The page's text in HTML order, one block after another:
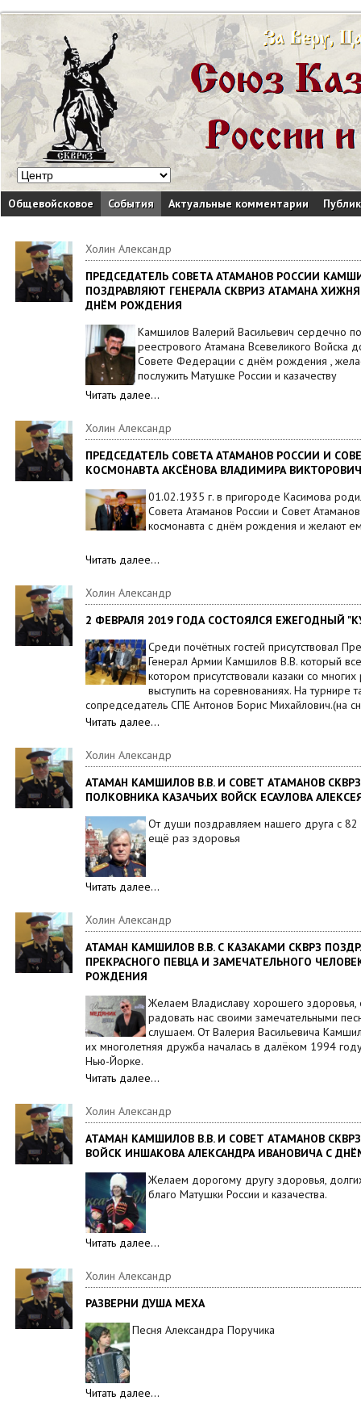
Общевойсковое События Актуальные комментарии
Холин Александр
ПРЕДСЕДАТЕЛЬ СОВЕТА АТАМАНОВ РОССИИ
ПОЗДРАВЛЯЮТ ГЕНЕРАЛА СКВРИЗ АТАМАНА
ДНЁМ РОЖДЕНИЯ
Камшилов Валерий Васильевич сердечно
реестрового Атамана Всевеликого Войска
Совете Федерации с днём рождения ,
послужить Матушке России и казачеству
Читать далее…
Холин Александр
ПРЕДСЕДАТЕЛЬ СОВЕТА АТАМАНОВ РОССИИ И
КОСМОНАВТА АКСЁНОВА ВЛАДИМИРА
01.02.1935 г. в пригороде Касимова
Совета Атаманов России и Совет
космонавта с днём рождения и желают
Читать далее…
Холин Александр
2 ФЕВРАЛЯ 2019 ГОДА СОСТОЯЛСЯ ЕЖЕГОДНЫЙ
Среди почётных гостей присутствовал
Генерал Армии Камшилов В.В. который
котором присутствовали казаки со
выступить на соревнованиях. На турнире
сопредседатель СПЕ Антонов Борис Михайлович.(на
Читать далее…
Холин Александр
АТАМАН КАМШИЛОВ В.В. И СОВЕТ АТАМАНОВ
ПОЛКОВНИКА КАЗАЧЬИХ ВОЙСК ЕСАУЛОВА
От души поздравляем нашего друга с
ещё раз здоровья
Читать далее…
Холин Александр
АТАМАН КАМШИЛОВ В.В. С КАЗАКАМИ СКВРЗ
ПРЕКРАСНОГО ПЕВЦА И ЗАМЕЧАТЕЛЬНОГО
РОЖДЕНИЯ
Желаем Владиславу хорошего здоровья,
радовать нас своими замечательными
слушаем. От Валерия Васильевича
их многолетняя дружба началась в далёком 1994
Нью-Йорке.
Читать далее…
Холин Александр
АТАМАН КАМШИЛОВ В.В. И СОВЕТ АТАМАНОВ
ВОЙСК ИНШАКОВА АЛЕКСАНДРА ИВАНОВИЧА С
Желаем дорогому другу здоровья,
благо Матушки России и казачества.
Читать далее…
Холин Александр
РАЗВЕРНИ ДУША МЕХА
Песня Александра Поручика
Читать далее…